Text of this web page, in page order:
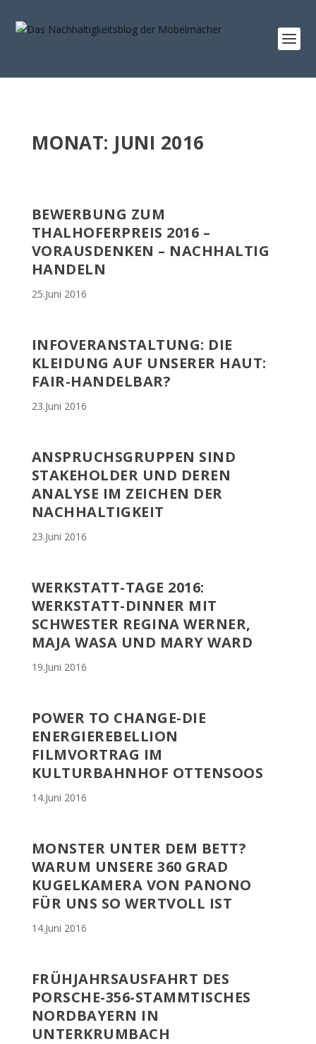
MONAT: JUNI 2016
BEWERBUNG ZUM
THALHOFERPREIS 2016 –
VORAUSDENKEN – NACHHALTIG
HANDELN
25.Juni 2016
INFOVERANSTALTUNG: DIE
KLEIDUNG AUF UNSERER HAUT:
FAIR-HANDELBAR?
23.Juni 2016
ANSPRUCHSGRUPPEN SIND
STAKEHOLDER UND DEREN
ANALYSE IM ZEICHEN DER
NACHHALTIGKEIT
23.Juni 2016
WERKSTATT-TAGE 2016:
WERKSTATT-DINNER MIT
SCHWESTER REGINA WERNER,
MAJA WASA UND MARY WARD
19.Juni 2016
POWER TO CHANGE-DIE
ENERGIEREBELLION
FILMVORTRAG IM
KULTURBAHNHOF OTTENSOOS
14.Juni 2016
MONSTER UNTER DEM BETT?
WARUM UNSERE 360 GRAD
KUGELKAMERA VON PANONO
FÜR UNS SO WERTVOLL IST
14.Juni 2016
FRÜHJAHRSAUSFAHRT DES
PORSCHE-356-STAMMTISCHES
NORDBAYERN IN
UNTERKRUMBACH